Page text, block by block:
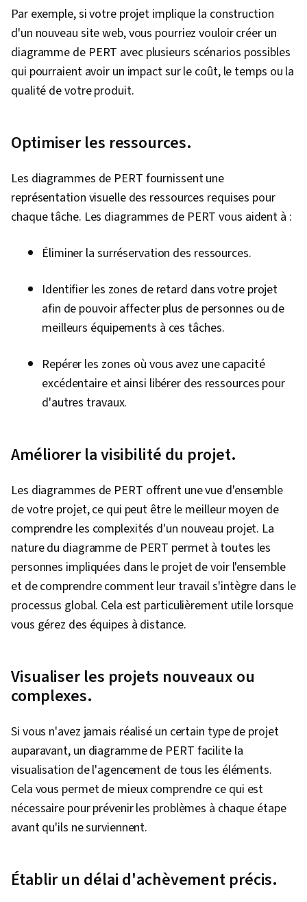
Par exemple, si votre projet implique la construction
d'un nouveau site web, vous pourriez vouloir créer un
diagramme de PERT avec plusieurs scénarios possibles
qui pourraient avoir un impact sur le coût, le temps ou la
qualité de votre produit.
Optimiser les ressources.
Les diagrammes de PERT fournissent une
représentation visuelle des ressources requises pour
chaque tâche. Les diagrammes de PERT vous aident à :
Éliminer la surréservation des ressources.
Identifier les zones de retard dans votre projet
afin de pouvoir affecter plus de personnes ou de
meilleurs équipements à ces tâches.
Repérer les zones où vous avez une capacité
excédentaire et ainsi libérer des ressources pour
d'autres travaux.
Améliorer la visibilité du projet.
Les diagrammes de PERT offrent une vue d'ensemble
de votre projet, ce qui peut être le meilleur moyen de
comprendre les complexités d'un nouveau projet. La
nature du diagramme de PERT permet à toutes les
personnes impliquées dans le projet de voir l'ensemble
et de comprendre comment leur travail s'intègre dans le
processus global. Cela est particulièrement utile lorsque
vous gérez des équipes à distance.
Visualiser les projets nouveaux ou
complexes.
Si vous n'avez jamais réalisé un certain type de projet
auparavant, un diagramme de PERT facilite la
visualisation de l'agencement de tous les éléments.
Cela vous permet de mieux comprendre ce qui est
nécessaire pour prévenir les problèmes à chaque étape
avant qu'ils ne surviennent.
Établir un délai d'achèvement précis.